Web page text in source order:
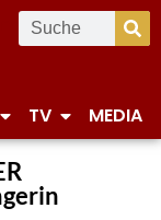
TV MEDIA